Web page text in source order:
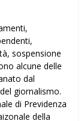
sospensione
alcune delle
dal
giornalismo.
di Previdenza
della